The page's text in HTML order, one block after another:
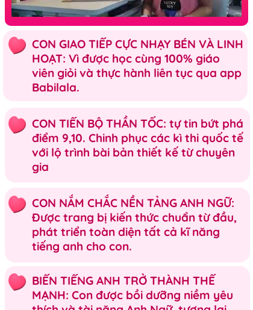
CON GIAO TIẾP CỰC NHẠY BÉN VÀ LINH
HOẠT: Vì được học cùng 100% giáo
viên giỏi và thực hành liên tục qua app
Babilala.
CON TIẾN BỘ THẦN TỐC: tự tin bứt phá
điểm 9,10. Chinh phục các kì thi quốc tế
với lộ trình bài bản thiết kế từ chuyên
gia
CON NẮM CHẮC NỀN TẢNG ANH NGỮ:
Được trang bị kiến thức chuẩn từ đầu,
phát triển toàn diện tất cả kĩ năng
tiếng anh cho con.
BIẾN TIẾNG ANH TRỞ THÀNH THẾ
MẠNH: Con được bồi dưỡng niềm yêu